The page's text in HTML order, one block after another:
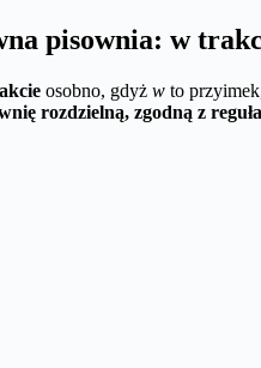
pisownia: w
osobno, gdyż w to
rozdzielną, zgodną z